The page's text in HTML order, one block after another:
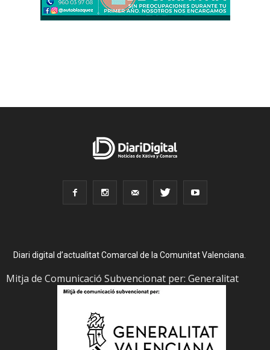
Diari digital d’actualitat Comarcal de la Comunitat Valenciana.
Mitja de Comunicació Subvencionat per: Generalitat